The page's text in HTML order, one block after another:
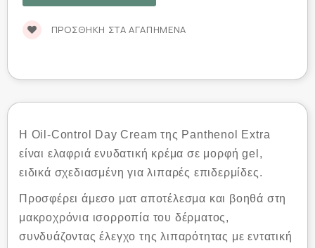
ΠΡΟΣΘΉΚΗ ΣΤΑ ΑΓΑΠΗΜΈΝΑ
Η Oil-Control Day Cream της Panthenol Extra
είναι ελαφριά ενυδατική κρέμα σε μορφή gel,
ειδικά σχεδιασμένη για λιπαρές επιδερμίδες.
Προσφέρει άμεσο ματ αποτέλεσμα και βοηθά στη
μακροχρόνια ισορροπία του δέρματος,
συνδυάζοντας έλεγχο της λιπαρότητας με εντατική